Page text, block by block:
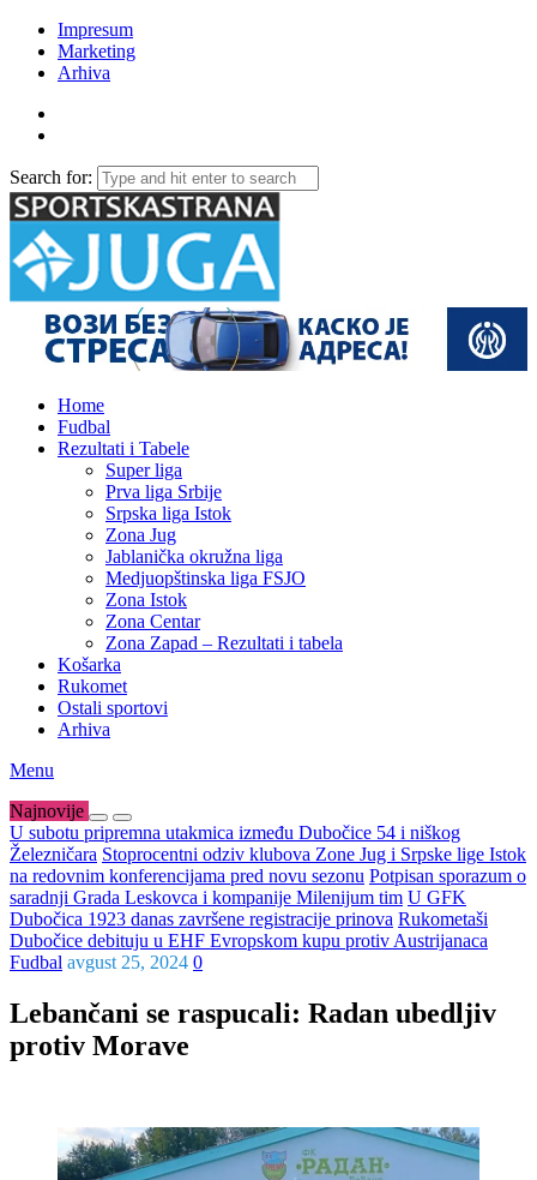
Impresum
Marketing
Arhiva
Search for:
Home
Fudbal
Rezultati i Tabele
Super liga
Prva liga Srbije
Srpska liga Istok
Zona Jug
Jablanička okružna liga
Medjuopštinska liga FSJO
Zona Istok
Zona Centar
Zona Zapad – Rezultati i tabela
Košarka
Rukomet
Ostali sportovi
Arhiva
Menu
Najnovije
U subotu pripremna utakmica između Dubočice 54 i niškog
Železničara Stoprocentni odziv klubova Zone Jug i Srpske lige Istok
na redovnim konferencijama pred novu sezonu Potpisan sporazum o
saradnji Grada Leskovca i kompanije Milenijum tim U GFK
Dubočica 1923 danas završene registracije prinova Rukometaši
Dubočice debituju u EHF Evropskom kupu protiv Austrijanaca
Fudbal avgust 25, 2024 0
Lebančani se raspucali: Radan ubedljiv
protiv Morave